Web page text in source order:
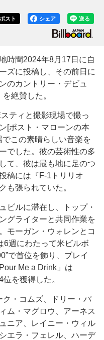
送る
シェア
ポスト
時間2024年8月17日に自
ズに投稿し、その前日に
のカントリー・デビュ
絶賛した。
ティと撮影現場で撮っ
[ポスト・マローンの本
でこの素晴らしい音楽を
でした。彼の芸術性の多
て、彼は最も地に足のつ
稿には『F-1トリリオ
も張られていた。
ビルに滞在し、トップ・
グライターと共同作業を
モーガン・ウォレンとコ
6週にわたって米ビルボ
で首位を飾り、ブレイ
Me a Drink」は
を獲得した。
・コムズ、ドリー・パ
ム・マグロウ、アーネス
ニア、レイニー・ウィル
エラ・フェレル、ハーデ